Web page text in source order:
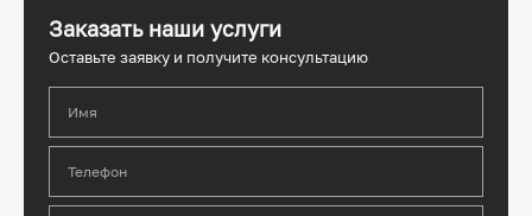
Заказать наши услуги
Оставьте заявку и получите консультацию
Имя
Телефон